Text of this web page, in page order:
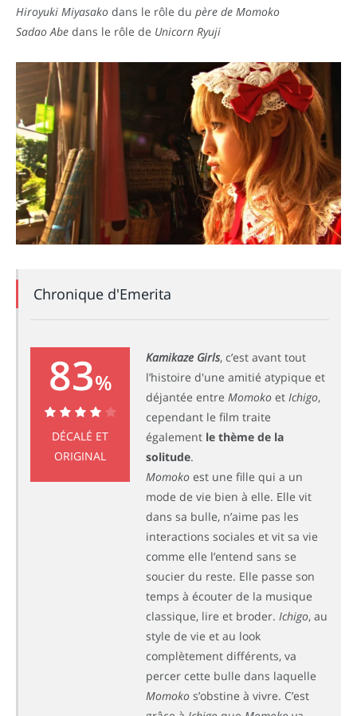
Hiroyuki Miyasako dans le rôle du père de Momoko
Sadao Abe dans le rôle de Unicorn Ryuji
Chronique d'Emerita
83%
83%
DÉCALÉ ET
ORIGINAL
Kamikaze Girls, c’est avant tout
l’histoire d'une amitié atypique et
déjantée entre Momoko et Ichigo,
cependant le film traite
également le thème de la
solitude.
Momoko est une fille qui a un
mode de vie bien à elle. Elle vit
dans sa bulle, n’aime pas les
interactions sociales et vit sa vie
comme elle l’entend sans se
soucier du reste. Elle passe son
temps à écouter de la musique
classique, lire et broder. Ichigo, au
style de vie et au look
complètement différents, va
percer cette bulle dans laquelle
Momoko s’obstine à vivre. C’est